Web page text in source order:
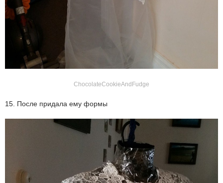
ChocolateCookieAndFudge
15. После придала ему формы